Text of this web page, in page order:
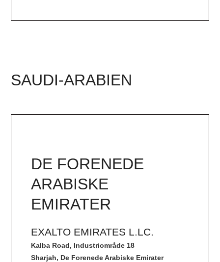
SAUDI-ARABIEN
DE FORENEDE
ARABISKE
EMIRATER
EXALTO EMIRATES L.LC.
Kalba Road, Industriområde 18
Sharjah, De Forenede Arabiske Emirater